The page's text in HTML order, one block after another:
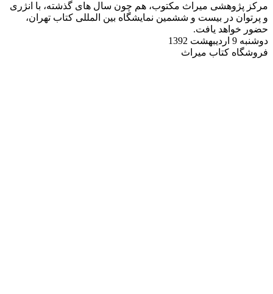
مرکز پژوهشی میراث مکتوب، هم چون سال های گذشته، با انژری
و پرتوان در بیست و ششمین نمایشگاه بین المللی کتاب تهران،
حضور خواهد یافت.
دوشنبه 9 اردیبهشت 1392
فروشگاه کتاب میراث